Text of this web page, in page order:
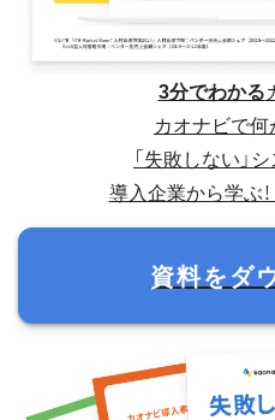
3分でわかる
カオナビで
「失敗しない」
導入企業から学ぶ
資料をダ